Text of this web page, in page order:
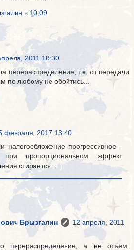
в 10:09
2011 18:30
перераспределение, т.е. от передачи
по любому не обойтись...
февраля, 2017 13:40
налогообложение прогрессивное -
пропорциональном эффект
стирается...
Брызгалин
12 апреля, 2011
перераспределение, а не отъем.